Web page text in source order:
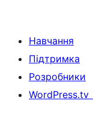
Навчання
Підтримка
Розробники
WordPress.tv